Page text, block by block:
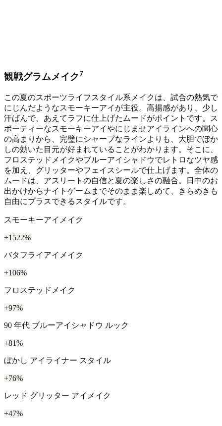
観戦グラムメイク7
この夏のスポーツライフスタイル系メイクは、試合の熱気で
にじんだようなスモーキーアイが主役。高揚感があり、少し
汗ばんで、あえてラフに仕上げたムードがポイントです。ス
ポーティーなスモーキーアイやにじませアイラインへの関心
の高まりから、完璧にシャープなラインよりも、大胆でぼか
しの効いた目元が好まれていることがわかります。そこに、
フロステッドメイクやブルーアイシャドウでレトロなツヤ感
を加え、グリッターやフェイスシールで仕上げます。全体の
ムードは、アスリートの自信と夏の楽しさの融合。日中のお
出かけからナイトゲームまでそのまま楽しめて、きらめきも
自由にプラスできるスタイルです。
スモーキーアイメイク
+1522%
バタフライアイメイク
+106%
フロステッドメイク
+97%
90 年代 ブルーアイシャドウ ルック
+81%
ぼかし アイライナー スタイル
+76%
レッド グリッター アイメイク
+47%